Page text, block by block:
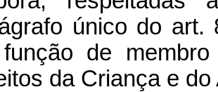
único do art.
de
da Criança e